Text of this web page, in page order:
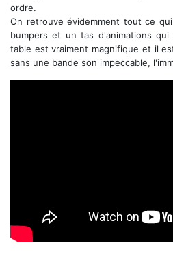
ordre.
On retrouve évidemment tout ce
bumpers et un tas d'animations
table est vraiment magnifique et il
sans une bande son impeccable,